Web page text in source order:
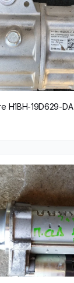
H1BH-19D629-DA